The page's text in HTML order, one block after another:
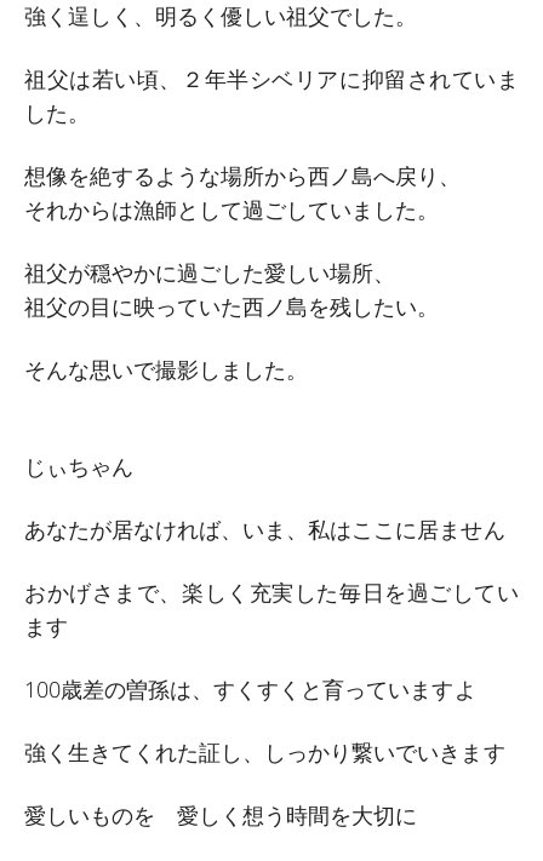
強く逞しく、明るく優しい祖父でした。
祖父は若い頃、２年半シベリアに抑留されていま
した。
想像を絶するような場所から西ノ島へ戻り、
それからは漁師として過ごしていました。
祖父が穏やかに過ごした愛しい場所、
祖父の目に映っていた西ノ島を残したい。
そんな思いで撮影しました。
じぃちゃん
あなたが居なければ、いま、私はここに居ません
おかげさまで、楽しく充実した毎日を過ごしてい
ます
100歳差の曽孫は、すくすくと育っていますよ
強く生きてくれた証し、しっかり繋いでいきます
愛しいものを 愛しく想う時間を大切に